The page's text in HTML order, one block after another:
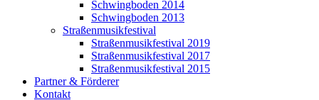
Schwingboden 2014
Schwingboden 2013
Straßenmusikfestival
Straßenmusikfestival 2019
Straßenmusikfestival 2017
Straßenmusikfestival 2015
Partner & Förderer
Kontakt